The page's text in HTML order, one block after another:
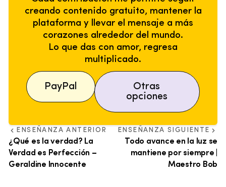
creando contenido gratuito, mantener la
plataforma y llevar el mensaje a más
corazones alrededor del mundo.
Lo que das con amor, regresa
multiplicado.
PayPal
Otras
opciones
ENSEÑANZA ANTERIOR
¿Qué es la verdad? La
Verdad es Perfección –
Geraldine Innocente
ENSEÑANZA SIGUIENTE
Todo avance en la luz se
mantiene por siempre |
Maestro Bob